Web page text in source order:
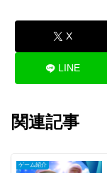
X
LINE
関連記事
ゲーム紹介